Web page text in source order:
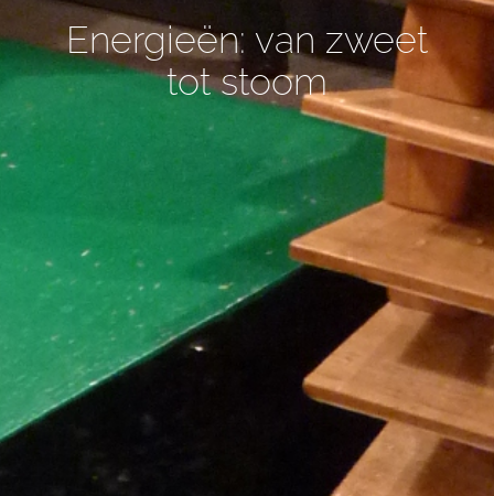
Energieën: van zweet
tot stoom